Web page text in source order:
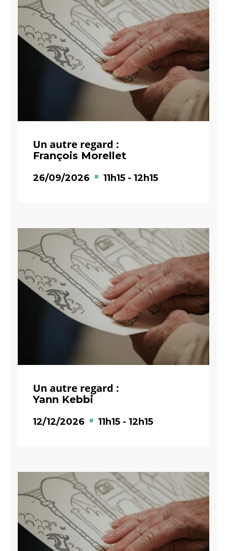
Un autre regard :
François Morellet
26/09/2026 11h15 - 12h15
Un autre regard :
Yann Kebbi
12/12/2026 11h15 - 12h15